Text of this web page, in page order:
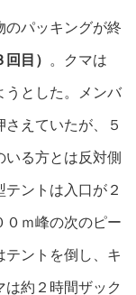
のパッキングが終
回目） 。クマは
うとした。メンバ
えていたが、５
る方とは反対側
ントは入口が２
０ｍ峰の次のピー
テントを倒し、キ
約２時間ザック